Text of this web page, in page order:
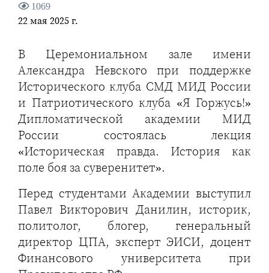
1069
22 мая 2025 г.
В Церемониальном зале имени
Александра Невского при поддержке
Исторического клуба СМД МИД России
и Патриотического клуба «Я Горжусь!»
Дипломатической академии МИД
России состоялась лекция
«Историческая правда. История как
поле боя за суверенитет».
Перед студентами Академии выступил
Павел Викторович Данилин, историк,
политолог, блогер, генеральный
директор ЦПА, эксперт ЭИСИ, доцент
Финансового университета при